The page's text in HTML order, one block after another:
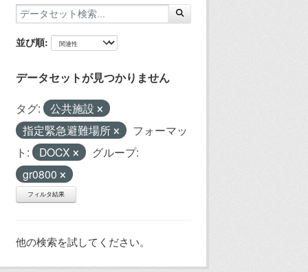
並び順
データセットが見つかりません
タグ:
公共施設
指定緊急避難場所
フォーマッ
ト:
DOCX
グループ:
gr0800
フィルタ結果
他の検索を試してください。